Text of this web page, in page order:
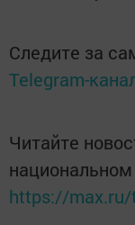
Следите за
Telegram-
Читайте
https://